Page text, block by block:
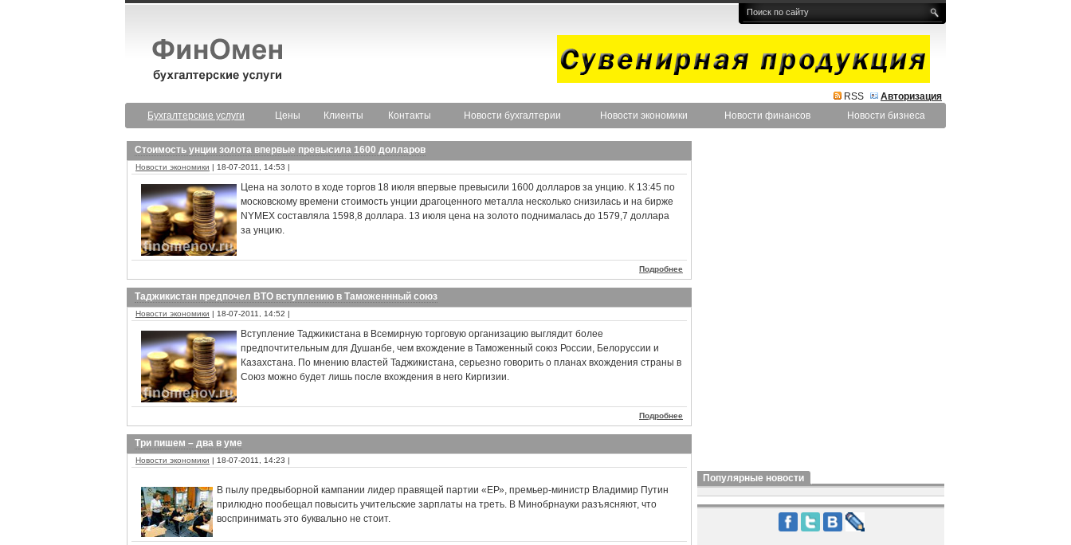
RSS
Авторизация
Бухгалтерские услуги
Цены Клиенты Контакты Новости бухгалтерии Новости экономики Новости финансов Новости бизнеса
Стоимость унции золота впервые превысила 1600 долларов
Новости экономики | 18-07-2011, 14:53 |
Цена на золото в ходе торгов 18 июля впервые превысили 1600 долларов за унцию. К 13:45 по
московскому времени стоимость унции драгоценного металла несколько снизилась и на бирже
NYMEX составляла 1598,8 доллара. 13 июля цена на золото поднималась до 1579,7 доллара
за унцию.
Подробнее
Таджикистан предпочел ВТО вступлению в Таможеннный союз
Новости экономики | 18-07-2011, 14:52 |
Вступление Таджикистана в Всемирную торговую организацию выглядит более
предпочтительным для Душанбе, чем вхождение в Таможенный союз России, Белоруссии и
Казахстана. По мнению властей Таджикистана, серьезно говорить о планах вхождения страны в
Союз можно будет лишь после вхождения в него Киргизии.
Подробнее
Три пишем – два в уме
Новости экономики | 18-07-2011, 14:23 |
В пылу предвыборной кампании лидер правящей партии «ЕР», премьер-министр Владимир Путин
прилюдно пообещал повысить учительские зарплаты на треть. В Минобрнауки разъясняют, что
воспринимать это буквально не стоит.
Популярные новости